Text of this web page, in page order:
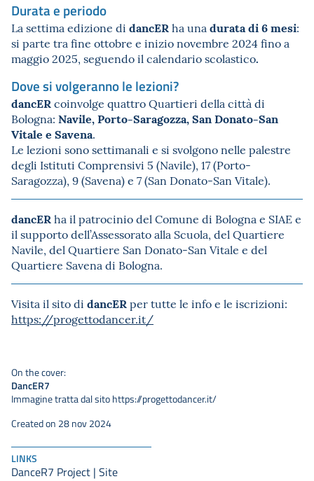
Durata e periodo
La settima edizione di dancERha una durata di 6 mesi:
si parte tra fine ottobre e inizio novembre 2024 fino a
maggio 2025, seguendo il calendario scolastico.
Dove si volgeranno le lezioni?
dancERcoinvolge quattro Quartieri della città di
Bologna: Navile, Porto-Saragozza, San Donato-San
Vitale e Savena.
Le lezioni sono settimanali e si svolgono nelle palestre
degli Istituti Comprensivi 5 (Navile), 17 (Porto-
Saragozza), 9 (Savena) e 7 (San Donato-San Vitale).
dancERha il patrocinio del Comune di Bologna e SIAE e
il supporto dell’Assessorato alla Scuola, del Quartiere
Navile, del Quartiere San Donato-San Vitale e del
Quartiere Savena di Bologna.
Visita il sito di dancERper tutte le info e le iscrizioni:
https://progettodancer.it/
LINKS
DanceR7 Project | Site
On the cover:
DancER7
Immagine tratta dal sito https://progettodancer.it/
Created on 28 nov 2024